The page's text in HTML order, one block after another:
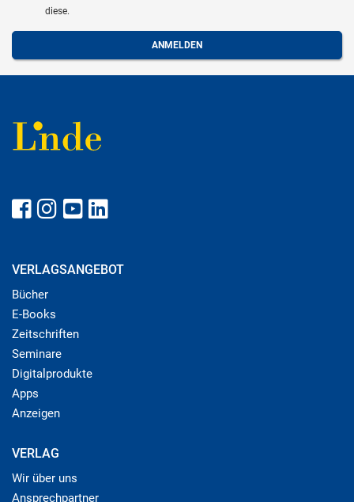
diese.
VERLAGSANGEBOT
Bücher
E-Books
Zeitschriften
Seminare
Digitalprodukte
Apps
Anzeigen
VERLAG
Wir über uns
Ansprechpartner